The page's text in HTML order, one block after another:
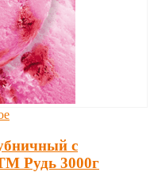
с
Рудь 3000г